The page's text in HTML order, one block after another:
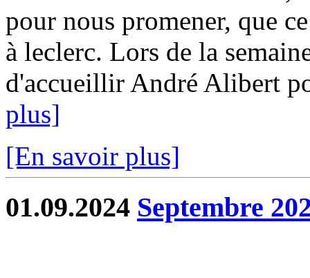
pour nous promener, que
à leclerc. Lors de la
d'accueillir André Alibert
plus]
[En savoir plus]
01.09.2024 Septembre